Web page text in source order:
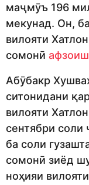
маҷмӯъ 196
мекунад. Он,
вилояти
сомонӣ
Абӯбакр
ситонидани
вилояти
сентябри соли
ба соли
сомонӣ зиёд
ноҳияи